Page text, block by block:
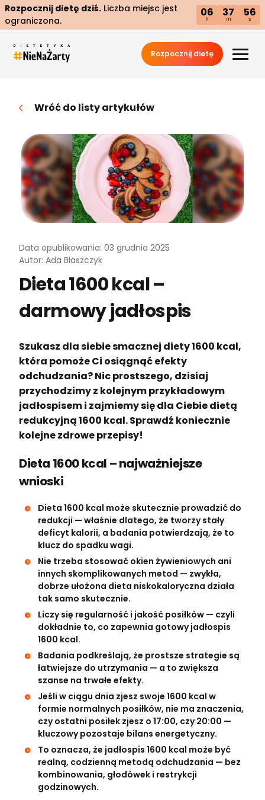
Rozpocznij dietę dziś. Liczba miejsc jest
ograniczona.
06
h
37
m
55
s
Rozpocznij dietę
Wróć do listy artykułów
Data opublikowania: 03 grudnia 2025
Autor: Ada Błaszczyk
Dieta 1600 kcal –
darmowy jadłospis
Szukasz dla siebie smacznej diety 1600 kcal,
która pomoże Ci osiągnąć efekty
odchudzania? Nic prostszego, dzisiaj
przychodzimy z kolejnym przykładowym
jadłospisem i zajmiemy się dla Ciebie dietą
redukcyjną 1600 kcal. Sprawdź koniecznie
kolejne zdrowe przepisy!
Dieta 1600 kcal – najważniejsze
wnioski
Dieta 1600 kcal może skutecznie prowadzić do
redukcji — właśnie dlatego, że tworzy stały
deficyt kalorii, a badania potwierdzają, że to
klucz do spadku wagi.
Nie trzeba stosować okien żywieniowych ani
innych skomplikowanych metod — zwykła,
dobrze ułożona dieta niskokaloryczna działa
tak samo skutecznie.
Liczy się regularność i jakość posiłków — czyli
dokładnie to, co zapewnia gotowy jadłospis
1600 kcal.
Badania podkreślają, że prostsze strategie są
łatwiejsze do utrzymania — a to zwiększa
szanse na trwałe efekty.
Jeśli w ciągu dnia zjesz swoje 1600 kcal w
formie normalnych posiłków, nie ma znaczenia,
czy ostatni posiłek zjesz o 17:00, czy 20:00 —
kluczowy pozostaje bilans energetyczny.
To oznacza, że jadłospis 1600 kcal może być
realną, codzienną metodą odchudzania — bez
kombinowania, głodówek i restrykcji
godzinowych.